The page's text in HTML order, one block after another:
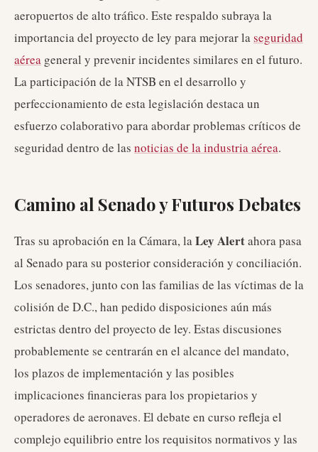
aeropuertos de alto tráfico. Este respaldo subraya la
importancia del proyecto de ley para mejorar laseguridad
aérea general y prevenir incidentes similares en el futuro.
La participación de la NTSB en el desarrollo y
perfeccionamiento de esta legislación destaca un
esfuerzo colaborativo para abordar problemas críticos de
seguridad dentro de las noticias de la industria aérea.
Camino al Senado y Futuros Debates
Tras su aprobación en la Cámara, laLey Alertahora pasa
al Senado para su posterior consideración y conciliación.
Los senadores, junto con las familias de las víctimas de la
colisión de D.C., han pedido disposiciones aún más
estrictas dentro del proyecto de ley. Estas discusiones
probablemente se centrarán en el alcance del mandato,
los plazos de implementación y las posibles
implicaciones financieras para los propietarios y
operadores de aeronaves. El debate en curso refleja el
complejo equilibrio entre los requisitos normativos y las